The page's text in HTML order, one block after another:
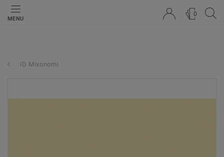
MENU
0
iD Mixonomi